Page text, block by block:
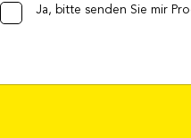
Ja, bitte senden Sie mir